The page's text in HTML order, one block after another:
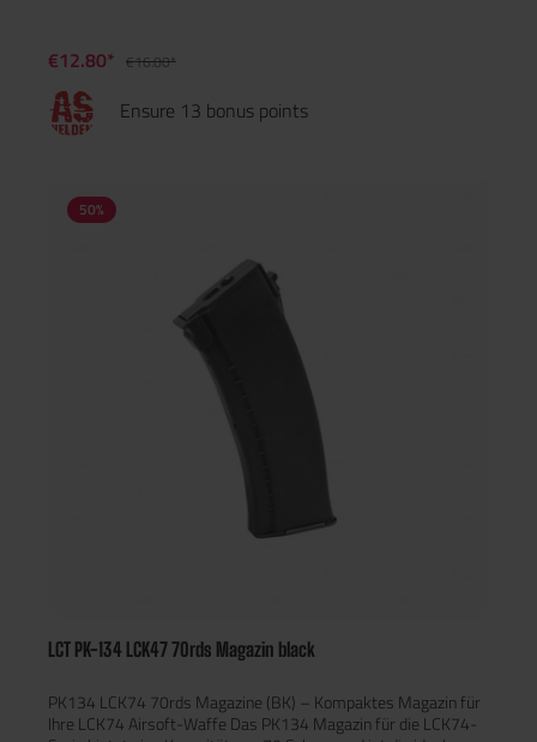
LCK-Modellen Gewicht: 256,2 g
€12.80* €16.00*
Ensure 13 bonus points
50%
LCT PK-134 LCK47 70rds Magazin black
PK134 LCK74 70rds Magazine (BK) – Kompaktes Magazin für
Ihre LCK74 Airsoft-Waffe Das PK134 Magazin für die LCK74-